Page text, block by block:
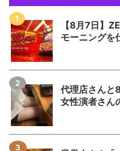
【8月7日】
モーニング
代理店さんと
女性演者さん